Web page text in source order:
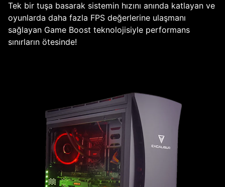
Tek bir tuşa basarak sistemin hızını anında katlayan ve
oyunlarda daha fazla FPS değerlerine ulaşmanı
sağlayan Game Boost teknolojisiyle performans
sınırların ötesinde!